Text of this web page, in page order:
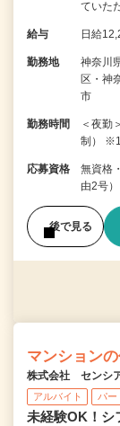
ていた
給与 日給
勤務地
神奈川
区・神
市
勤務時間
＜夜勤
制）
応募資格
無資格
由2号）
後で見る
マンション
株式会社 センシ
アルバイト パー
未経験OK！シ